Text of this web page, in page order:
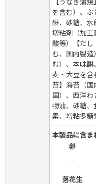
【うなぎ蒲
を含む）、
醂、砂糖、水
増粘剤（加工
酸等）【だし
む、国内製
む）、本味
麦・大豆を含
苔】海苔（
国）、西洋
物油、砂糖、
素、増粘多糖
本製品に含ま
卵
-
落花生